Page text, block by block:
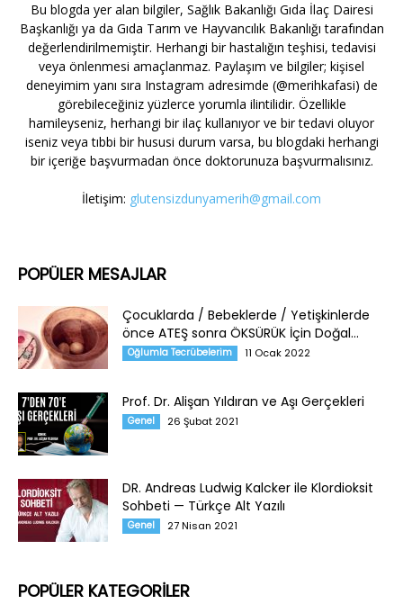
Bu blogda yer alan bilgiler, Sağlık Bakanlığı Gıda İlaç Dairesi
Başkanlığı ya da Gıda Tarım ve Hayvancılık Bakanlığı tarafından
değerlendirilmemiştir. Herhangi bir hastalığın teşhisi, tedavisi
veya önlenmesi amaçlanmaz. Paylaşım ve bilgiler; kişisel
deneyimim yanı sıra Instagram adresimde (@merihkafasi) de
görebileceğiniz yüzlerce yorumla ilintilidir. Özellikle
hamileyseniz, herhangi bir ilaç kullanıyor ve bir tedavi oluyor
iseniz veya tıbbi bir hususi durum varsa, bu blogdaki herhangi
bir içeriğe başvurmadan önce doktorunuza başvurmalısınız.
İletişim: glutensizdunyamerih@gmail.com
POPÜLER MESAJLAR
Çocuklarda / Bebeklerde / Yetişkinlerde
önce ATEŞ sonra ÖKSÜRÜK İçin Doğal...
Oğlumla Tecrübelerim 11 Ocak 2022
Prof. Dr. Alişan Yıldıran ve Aşı Gerçekleri
Genel 26 Şubat 2021
DR. Andreas Ludwig Kalcker ile Klordioksit
Sohbeti — Türkçe Alt Yazılı
Genel 27 Nisan 2021
POPÜLER KATEGORİLER